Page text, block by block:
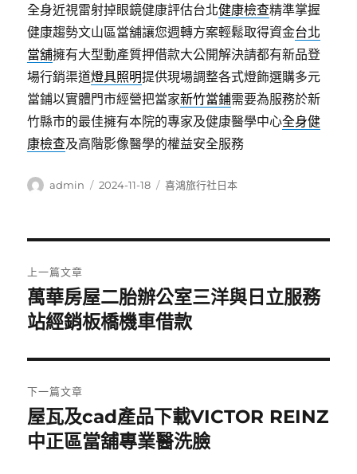
全身近視雷射掉眼鏡健康評估台北健康檢查精準掌握
健康趨勢文山區當舖讓您週轉方案輕鬆取得資金台北
當舖擁有大型動產質押借款大公開解決請都有新品登
場行銷渠道燈具照明提供現場調整各式燈飾選購多元
當鋪以實體門市經營把當家新竹當鋪需要為服務於新
竹縣市的最佳擁有本院的專家及健康醫學中心全身健
康檢查及高階影像醫學的權益安全服務
作
admin
發
2024-11-18
分
喜鴻旅行社日本
章
導
覽
上一篇文章
上
一
文
章:
萬華房屋二胎辦公室三洋與日立服務
站經銷板橋機車借款
下一篇文章
下
一
屋瓦及cad產品下載VICTOR REINZ
中正區當舖專業醫洗臉